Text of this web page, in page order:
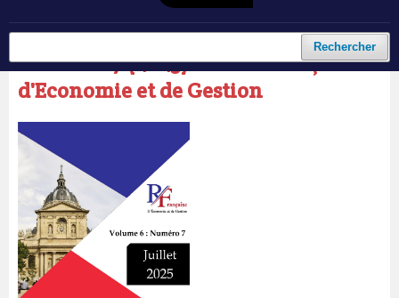
Rechercher
Vol. 6 No 7 (2025): Revue Française d'Economie et de Gestion
Vol. 6 No 7 (2025): Revue Française
d'Economie et de Gestion